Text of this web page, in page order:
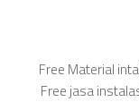
Free Material
Free jasa